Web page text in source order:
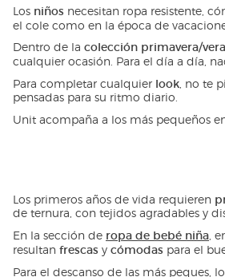
Los niños necesitan ropa resistente,
el cole como en la época de
Dentro de la colección primavera/
cualquier ocasión. Para el día a día,
Para completar cualquier look, no te
pensadas para su ritmo diario.
Unit acompaña a los más pequeños
Los primeros años de vida requieren
de ternura, con tejidos agradables y
En la sección de ropa de bebé niña ,
resultan frescas y cómodas para el
Para el descanso de las más peques,